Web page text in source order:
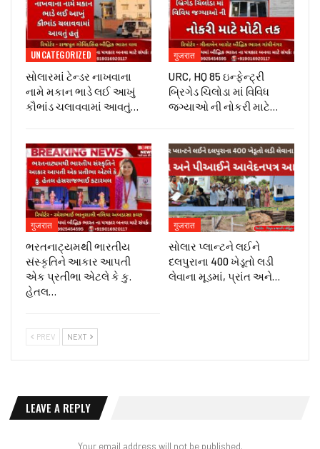
UNCATEGORIZED
સોલારમાં ટેન્ડર નાખવાના
નામે મકાન ભાડે લઈ આખું
કૌભાંડ ચલાવવામાં આવતું…
गुजरात
URC, HQ 85 ઇન્ફેન્ટ્રી
બ્રિગેડ ચિલોડા માં વિવિધ
જગ્યાઓ ની નોકરી માટે…
गुजरात
ભરતનાટ્યમથી ભારતીય
સંસ્કૃતિને આકાર આપતી
એક પ્રતીભા એટલે કે‌ કુ.
હેતલ…
गुजरात
સોલાર પ્લાન્ટને લઈને
દલપુરાના 400 ખેડૂતો લડી
લેવાના મૂડમાં, પ્રાંત અને…
PREV NEXT
LEAVE A REPLY
Your email address will not be published.